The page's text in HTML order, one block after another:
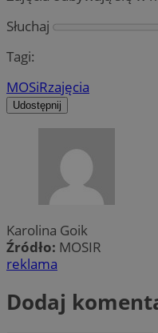
Słuchaj
Tagi:
MOSiRzajęcia
Udostępnij
Karolina Goik
Źródło: MOSIR
reklama
Dodaj